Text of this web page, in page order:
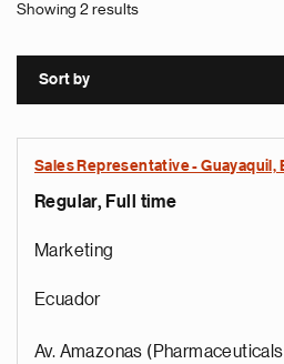
Showing 2 results
Sort by
Sales Representative - Guayaquil,
Regular, Full time
Marketing
Ecuador
Av. Amazonas